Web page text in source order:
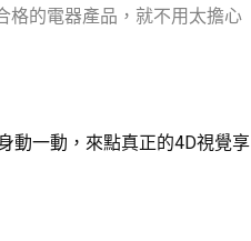
格的電器產品，就不用太擔心
動一動，來點真正的4D視覺享